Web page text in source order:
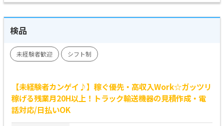
検品
未経験者歓迎 シフト制
【未経験者カンゲイ♪】稼ぐ優先・高収入Work☆ガッツリ
稼げる残業月20H以上！トラック輸送機器の見積作成・電
話対応/日払いOK